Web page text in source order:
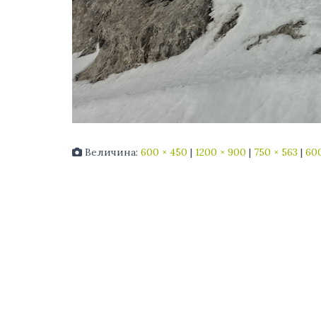
Величина: 600 × 450 | 1200 × 900 | 750 × 563 |